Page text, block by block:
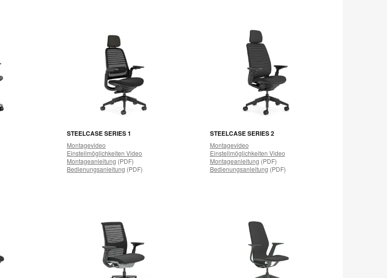
STEELCASE SERIES 1
Montagevideo
Einstellmöglichkeiten Video
Montageanleitung (PDF)
Bedienungsanleitung (PDF)
STEELCASE SERIES 2
Montagevideo
Einstellmöglichkeiten Video
Montageanleitung (PDF)
Bedienungsanleitung (PDF)